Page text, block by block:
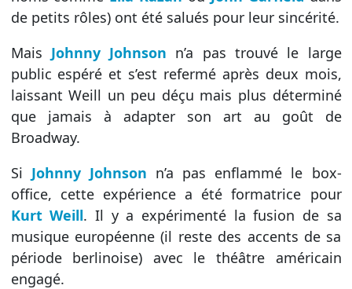
de petits rôles) ont été salués pour leur sincérité.
Mais Johnny Johnson n’a pas trouvé le large
public espéré et s’est refermé après deux mois,
laissant Weill un peu déçu mais plus déterminé
que jamais à adapter son art au goût de
Broadway.
Si Johnny Johnson n’a pas enflammé le box-
office, cette expérience a été formatrice pour
Kurt Weill. Il y a expérimenté la fusion de sa
musique européenne (il reste des accents de sa
période berlinoise) avec le théâtre américain
engagé.